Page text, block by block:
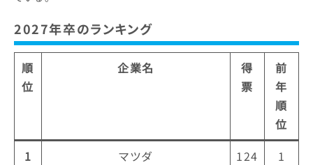
2027年卒のランキング
順
位
企業名
得
票
前
年
順
位
1
マツダ 124
1